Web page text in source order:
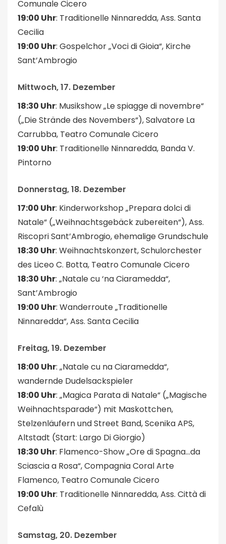
Comunale Cicero
19:00 Uhr: Traditionelle Ninnaredda, Ass. Santa
Cecilia
19:00 Uhr: Gospelchor „Voci di Gioia“, Kirche
Sant’Ambrogio
Mittwoch, 17. Dezember
18:30 Uhr: Musikshow „Le spiagge di novembre“
(„Die Strände des Novembers“), Salvatore La
Carrubba, Teatro Comunale Cicero
19:00 Uhr: Traditionelle Ninnaredda, Banda V.
Pintorno
Donnerstag, 18. Dezember
17:00 Uhr: Kinderworkshop „Prepara dolci di
Natale“ („Weihnachtsgebäck zubereiten“), Ass.
Riscopri Sant’Ambrogio, ehemalige Grundschule
18:30 Uhr: Weihnachtskonzert, Schulorchester
des Liceo C. Botta, Teatro Comunale Cicero
18:30 Uhr: „Natale cu ‘na Ciaramedda“,
Sant’Ambrogio
19:00 Uhr: Wanderroute „Traditionelle
Ninnaredda“, Ass. Santa Cecilia
Freitag, 19. Dezember
18:00 Uhr: „Natale cu na Ciaramedda“,
wandernde Dudelsackspieler
18:00 Uhr: „Magica Parata di Natale“ („Magische
Weihnachtsparade“) mit Maskottchen,
Stelzenläufern und Street Band, Scenika APS,
Altstadt (Start: Largo Di Giorgio)
18:30 Uhr: Flamenco-Show „Ore di Spagna…da
Sciascia a Rosa“, Compagnia Coral Arte
Flamenco, Teatro Comunale Cicero
19:00 Uhr: Traditionelle Ninnaredda, Ass. Città di
Cefalù
Samstag, 20. Dezember